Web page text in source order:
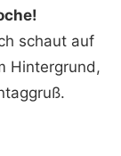
schaut auf
Hintergrund,